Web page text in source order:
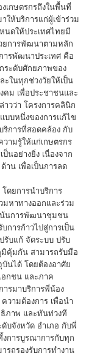
เกษตรกรถึงในพื้นที่
ให้บริการแก่ผู้เข้าร่วม
นดให้ประเทศไทยมี
ยการพัฒนาตามหลัก
ารพัฒนาประเทศ คือ
ระดับศักยภาพของ
ในทุกช่วงวัยให้เป็น
คม เพื่อประชาชนและ
าวว่า โครงการคลินิก
บบหนึ่งของการแก้ไข
ริการที่สอดคล้อง กับ
ามรู้ให้แก่เกษตรกร
นอย่างยิ่ง เนื่องจาก
าน เพื่อเป็นการลด
ดยการนำบริการ
มหาทางออกและร่วม
น้นการพัฒนาชุมชน
การก้าวไปสู่การเป็น
รับแก้ จัดระบบ ปรับ
มิคุ้มกัน สามารถรับมือ
บันได้ โดยต้องอาศัย
กชน และภาค
ารมาบริการพี่น้อง
วามต้องการ เพื่อนำ
ภาพ และทันท่วงที
บจังหวัด อำเภอ กับพี่
การบูรณาการกับทุก
รถรองรับการทำงาน